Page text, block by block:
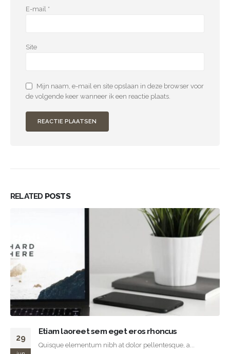
E-mail *
Site
Mijn naam, e-mail en site opslaan in deze browser voor
de volgende keer wanneer ik een reactie plaats.
RELATED POSTS
29
Etiam laoreet sem eget eros rhoncus
Quisque elementum nibh at dolor pellentesque, a...